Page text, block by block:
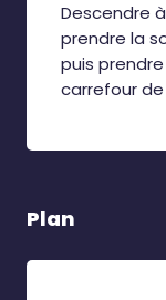
Descendre
prendre la
puis
carrefour
Plan